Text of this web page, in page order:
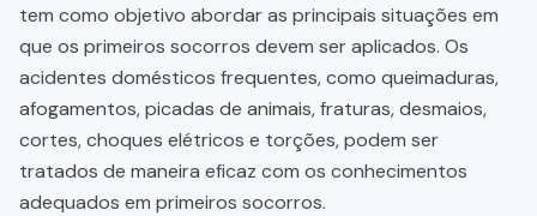
tem como objetivo abordar as principais situações em
que os primeiros socorros devem ser aplicados. Os
acidentes domésticos frequentes, como queimaduras,
afogamentos, picadas de animais, fraturas, desmaios,
cortes, choques elétricos e torções, podem ser
tratados de maneira eficaz com os conhecimentos
adequados em primeiros socorros.